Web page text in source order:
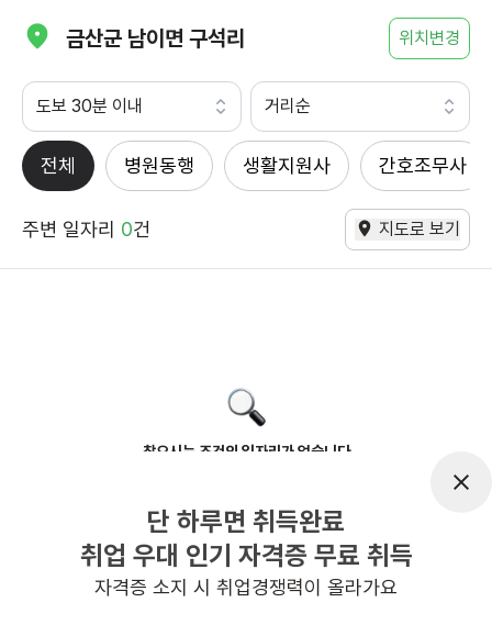
금산군 남이면 구석리 위치변경
도보 30분 이내 거리순
전체 병원동행 생활지원사 간호조무사
주변 일자리 0건 지도로 보기
찾으시는 조건의 일자리가 없습니다
반경 3KM 이내의 일자리 확인하기
단 하루면 취득완료
취업 우대 인기 자격증 무료 취득
자격증 소지 시 취업경쟁력이 올라가요